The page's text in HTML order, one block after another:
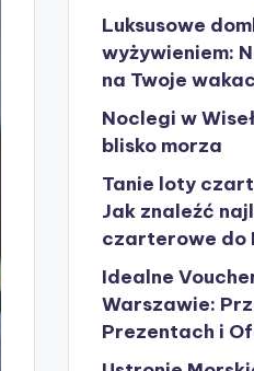
Luksusowe
wyżywieniem:
na Twoje
Noclegi w
blisko morza
Tanie loty
Jak znaleźć
czarterowe do
Idealne
Warszawie:
Prezentach i